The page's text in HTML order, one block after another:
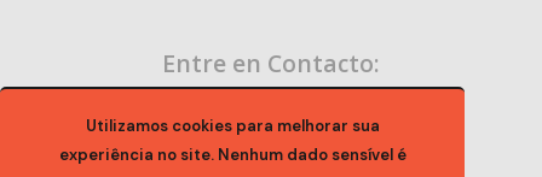
Utilizamos cookies para melhorar sua
experiência no site. Nenhum dado sensível é
Entre en Contacto: